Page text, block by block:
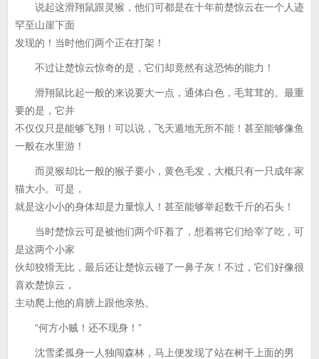
说起这滑翔鼠跟灵猴，他们可都是在十年前楚惊云在一个人迹
罕至山崖下面
发现的！当时他们两个正在打架！
不过让楚惊云惊奇的是，它们却竟然有这恐怖的能力！
滑翔鼠比起一般的来说要大一点，通体白色，毛茸茸的。最重
要的是，它并
不仅仅只是能够飞翔！可以说，飞天遁地无所不能！甚至能够像鱼
一般在水里游！
而灵猴却比一般的猴子要小，黄色毛发，大概只有一只成年家
猫大小。可是，
就是这小小的身体却是力量惊人！甚至能够举起数千斤的石头！
当时楚惊云可是被他们两个吓着了，想着将它们给宰了吃，可
是这两个小家
伙却狡猾无比，最后还让楚惊云碰了一鼻子灰！不过，它们好像很
喜欢楚惊云，
主动爬上他的肩膀上跟他亲热。
“何方小贼！还不现身！”
沈雪柔孤身一人独闯森林，马上便发现了站在树干上面的男